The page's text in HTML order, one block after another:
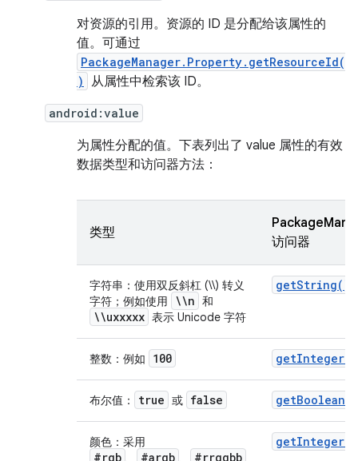
对资源的引用。资源的 ID 是分配给该属性的
值。可通过
PackageManager.Property.getResourceId(
) 从属性中检索该 ID。
android:value
为属性分配的值。下表列出了 value 属性的有效
数据类型和访问器方法：
类型
访问器
字符串：使用双反斜杠 (\\) 转义
字符；例如使用
\\n 和
\\uxxxxx 表示 Unicode 字符
getString(
整数：例如 100 getInteger(
布尔值： true 或 false getBoolean(
颜色：采用
#rgb #argb #rrggbb
getInteger(